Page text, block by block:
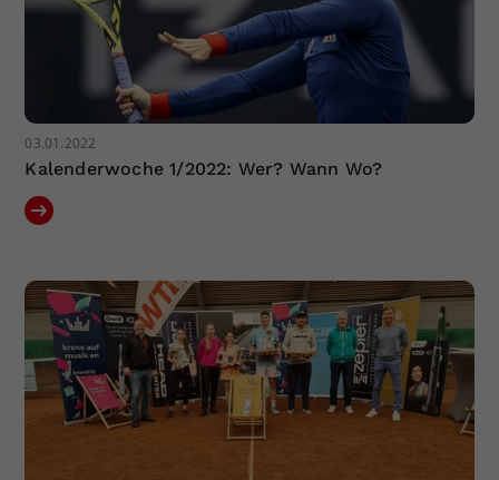
03.01.2022
Kalenderwoche 1/2022: Wer? Wann Wo?